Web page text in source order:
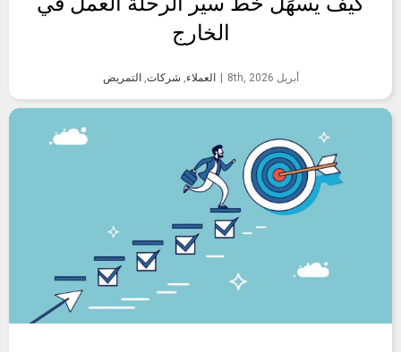
الخارج
أبريل 8th, 2026 العملاء, شركات, التمريض